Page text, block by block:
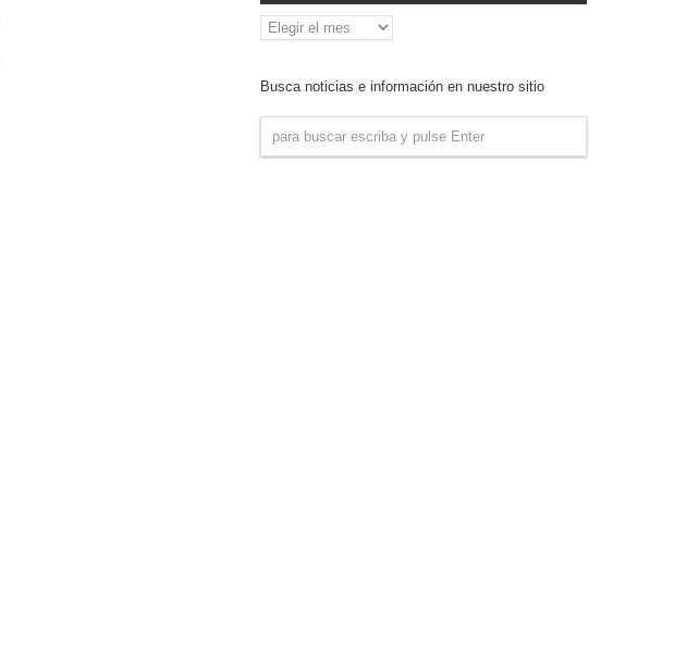
Archivo
de
Busca noticias e información en nuestro sitio